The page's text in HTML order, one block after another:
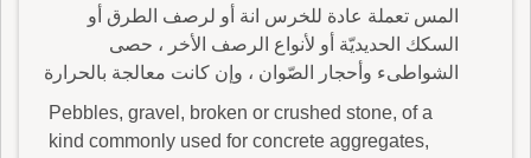
المس تعملة عادة للخرس انة أو لرصف الطرق أو
السكك الحديديّة أو لأنواع الرصف الأخر ، حصى
الشواطىء وأحجار الصّوان ، وإن كانت معالجة بالحرارة
Pebbles, gravel, broken or crushed stone, of a
kind commonly used for concrete aggregates,